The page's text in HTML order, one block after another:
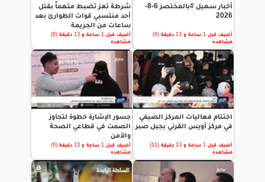
أخبار سهيل #بالمختصر 6-8-
2026
أضيف قبل 1 ساعة و 13 دقيقة (6)
مشاهده
شرطة تعز تضبط متهماً بقتل
أحد منتسبي قوات الطوارئ بعد
ساعات من الجريمة
أضيف قبل 1 ساعة و 13 دقيقة (8)
مشاهده
اختتام فعاليات المركز الصيفي
في مركز أويس القرني بجبل صبر
أضيف قبل 1 ساعة و 13 دقيقة (11)
مشاهده
جسور الإشارة خطوة لتجاوز
الصمت في قطاعي الصحة
والأمن
أضيف قبل 1 ساعة و 13 دقيقة (6)
مشاهده